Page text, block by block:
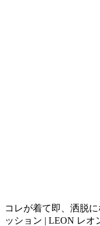
コレが着て即、洒脱
ッション | LEON レオ